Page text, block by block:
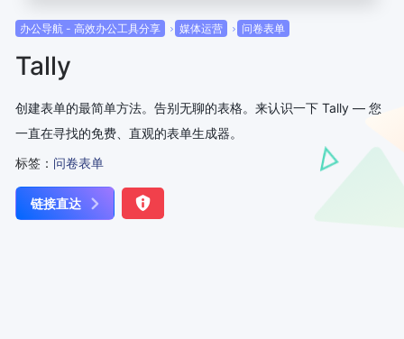
办公导航 - 高效办公工具分享 媒体运营 问卷表单
Tally
创建表单的最简单方法。告别无聊的表格。来认识一下 Tally — 您
一直在寻找的免费、直观的表单生成器。
标签： 问卷表单
链接直达